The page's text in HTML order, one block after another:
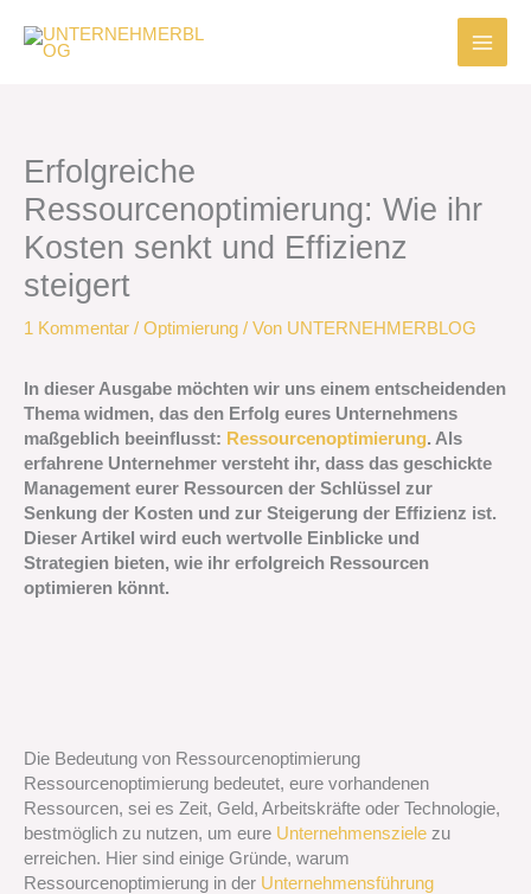
Inhalt
springen
Erfolgreiche
Ressourcenoptimierung: Wie ihr
Kosten senkt und Effizienz
steigert
1 Kommentar / Optimierung / Von UNTERNEHMERBLOG
In dieser Ausgabe möchten wir uns einem entscheidenden
Thema widmen, das den Erfolg eures Unternehmens
maßgeblich beeinflusst: Ressourcenoptimierung. Als
erfahrene Unternehmer versteht ihr, dass das geschickte
Management eurer Ressourcen der Schlüssel zur
Senkung der Kosten und zur Steigerung der Effizienz ist.
Dieser Artikel wird euch wertvolle Einblicke und
Strategien bieten, wie ihr erfolgreich Ressourcen
optimieren könnt.
Die Bedeutung von Ressourcenoptimierung
Ressourcenoptimierung bedeutet, eure vorhandenen
Ressourcen, sei es Zeit, Geld, Arbeitskräfte oder Technologie,
bestmöglich zu nutzen, um eure Unternehmensziele zu
erreichen. Hier sind einige Gründe, warum
Ressourcenoptimierung in der Unternehmensführung